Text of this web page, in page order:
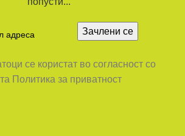
се користат во согласност со
Политика за приватност